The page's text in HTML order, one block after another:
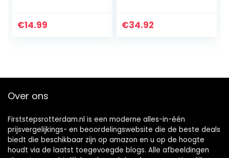
antislip, 35 stuks
€14.99 €34.92
Over ons
Firststepsrotterdam.nl is een moderne alles-in-één
prijsvergelijkings- en beoordelingswebsite die de beste deals
biedt die beschikbaar zijn op amazon en u op de hoogte
houdt via de laatst toegevoegde blogs. Alle afbeeldingen